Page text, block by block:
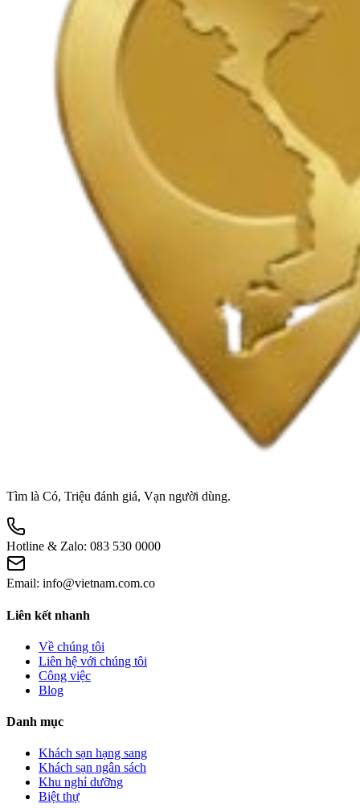
Tìm là Có, Triệu đánh giá, Vạn người dùng.
Hotline & Zalo: 083 530 0000
Email: info@vietnam.com.co
Liên kết nhanh
Về chúng tôi
Liên hệ với chúng tôi
Công việc
Blog
Danh mục
Khách sạn hạng sang
Khách sạn ngân sách
Khu nghỉ dưỡng
Biệt thự